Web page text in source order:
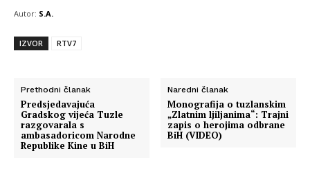
Autor: S.A.
IZVOR RTV7
Prethodni članak
Predsjedavajuća
Gradskog vijeća Tuzle
razgovarala s
ambasadoricom Narodne
Republike Kine u BiH
Naredni članak
Monografija o tuzlanskim
„Zlatnim ljiljanima“: Trajni
zapis o herojima odbrane
BiH (VIDEO)